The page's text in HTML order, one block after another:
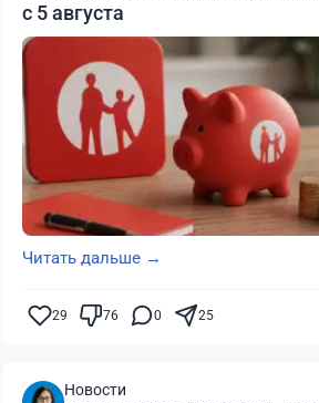
с 5 августа
Читать дальше →
29 76 0 25
Новости